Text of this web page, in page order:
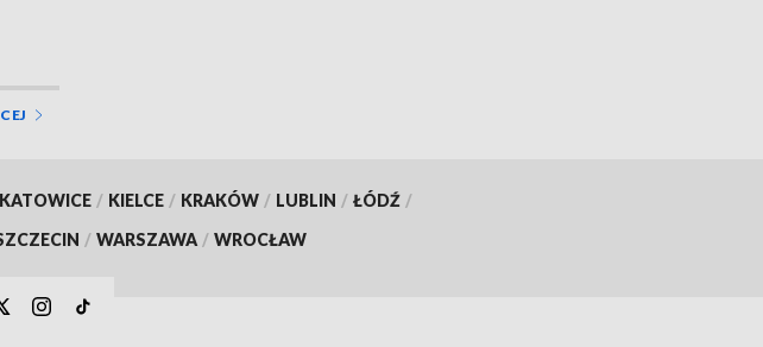
KATOWICE / KIELCE / KRAKÓW / LUBLIN / ŁÓDŹ /
/ WARSZAWA / WROCŁAW